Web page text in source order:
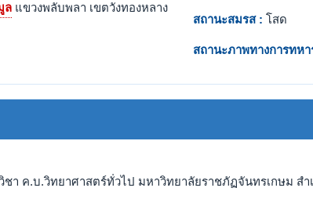
ล แขวงพลับพลา เขตวังทองหลาง
สถานะสมรส : โสด
สถานะภาพทางการทหา
ค.บ.วิทยาศาสตร์ทั่วไป มหาวิทยาลัยราชภัฏจันทรเกษม สำเ